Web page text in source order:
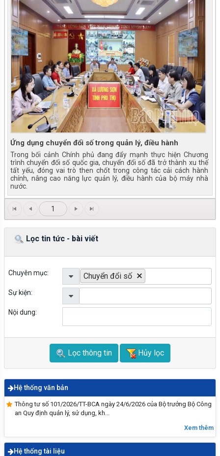
Ứng dụng chuyển đổi số trong quản lý, điều hành
Trong bối cảnh Chính phủ đang đẩy mạnh thực hiện Chương
trình chuyển đổi số quốc gia, chuyển đổi số đã trở thành xu thế
tất yếu, đóng vai trò then chốt trong công tác cải cách hành
chính, nâng cao năng lực quản lý, điều hành của bộ máy nhà
nước.
1
Lọc tin tức - bài viết
Chuyên mục: Chuyển đổi số
Sự kiện:
Nội dung:
Lọc thông tin Hủy lọc
Hệ thống văn bản
Thông tư số 101/2026/TT-BCA ngày 24/6/2026 của Bộ trưởng Bộ Công
an Quy định quản lý, sử dụng, kh...
Xem thêm
Hệ thống tài liệu
Vĩnh Hưng đẩy mạnh tuyên truyền, trang bị kỹ
năng phòng, chống đuối nước cho trẻ em năm
2026
Hướng dẫn tích hợp thẻ BHYT
PHÒNG CHỐNG ĐUỐI NƯỚC – BẢO VỆ TRẺ EM
HÔM NAY, TƯƠNG LAI NGÀY MAI